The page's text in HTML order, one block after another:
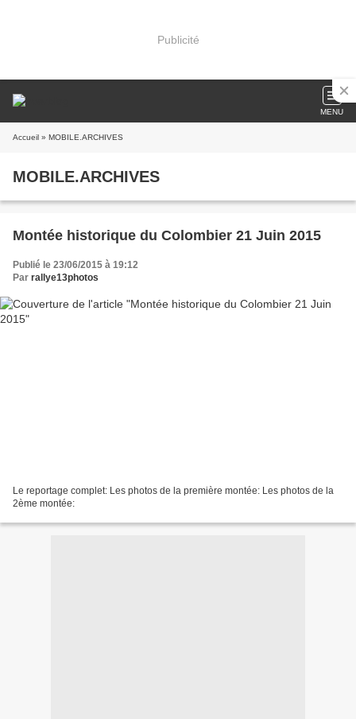
Publicité
MENU
Accueil » MOBILE.ARCHIVES
MOBILE.ARCHIVES
Montée historique du Colombier 21 Juin 2015
Publié le 23/06/2015 à 19:12
Par rallye13photos
Le reportage complet: Les photos de la première montée: Les photos de la
2ème montée: